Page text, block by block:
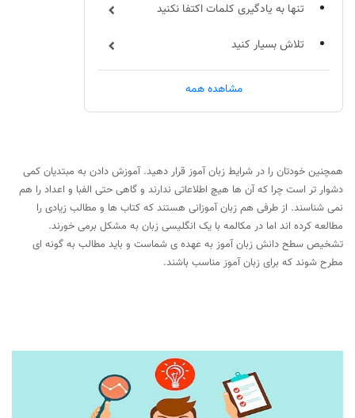
تنها به یادگیری کلمات اکتفا نکنید
تلاش بسیار کنید
دیگران را در فرآیند یادگیری خود درگیر کنید
هدف گذاری کنید
مشاهده همه
همچنین خودتان را در شرایط زبان آموز قرار دهید. آموزش دادن به مبتدیان کمی
دشوار تر است چرا که آن ها هیچ اطلاعاتی ندارند و گاهی حتی الفبا و اعداد را هم
نمی شناسند. از طرفی هم زبان آموزانی هستند که کتاب ها و مطالب زیادی را
مطالعه کرده اند اما در مکالمه با یک انگلیسی زبان به مشکل برمی خورند.
تشخیص سطح دانش زبان آموز به عهده ی شماست و باید مطالب به گونه ای
مطرح شوند که برای زبان آموز مناسب باشند.